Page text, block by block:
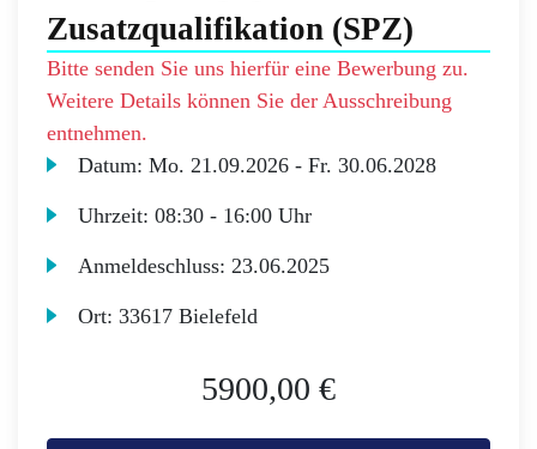
Zusatzqualifikation (SPZ)
Bitte senden Sie uns hierfür eine Bewerbung zu.
Weitere Details können Sie der Ausschreibung
entnehmen.
Datum:Mo. 21.09.2026 -Fr. 30.06.2028
Uhrzeit:08:30 - 16:00 Uhr
Anmeldeschluss:23.06.2025
Ort:33617 Bielefeld
5900,00 €